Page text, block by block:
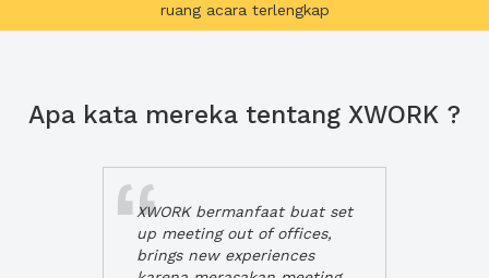
ruang acara terlengkap
Apa kata mereka tentang XWORK ?
XWORK bermanfaat buat set
up meeting out of offices,
brings new experiences